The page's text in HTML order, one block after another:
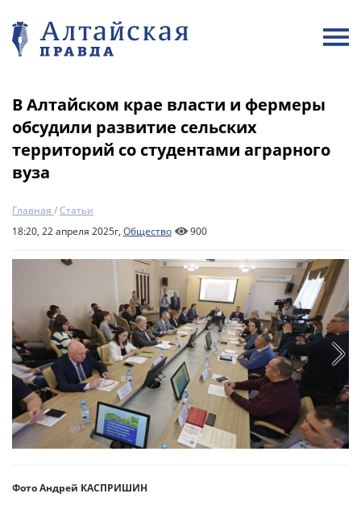
В Алтайском крае власти и фермеры
обсудили развитие сельских
территорий со студентами аграрного
вуза
Главная /Статьи
18:20, 22 апреля 2025г, Общество 900
Фото Андрей КАСПРИШИН